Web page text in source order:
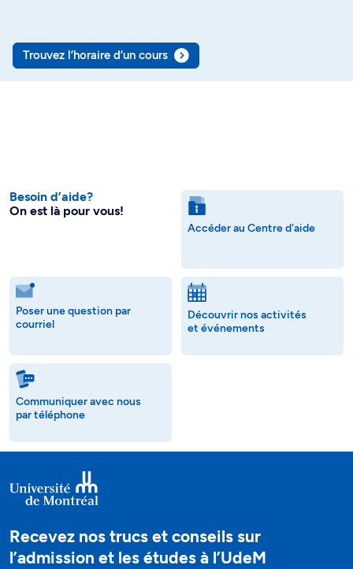
Trouvez l’horaire d’un cours
Besoin d’aide?
On est là pour vous!
Accéder au Centre d'aide
Poser une question par
courriel
Découvrir nos activités
et événements
Communiquer avec nous
par téléphone
Recevez nos trucs et conseils sur
l’admission et les études à l’UdeM